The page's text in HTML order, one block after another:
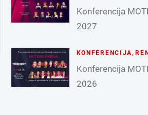
Konferencija
2027
KONFERENCIJA ,
Konferencija
2026